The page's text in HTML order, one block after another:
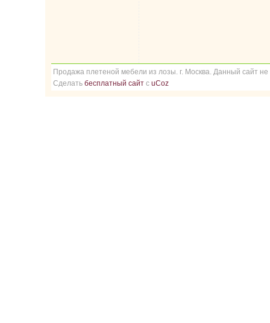
Продажа плетеной мебели из лозы. г. Москва. Данный сайт
Сделать бесплатный сайт с uCoz